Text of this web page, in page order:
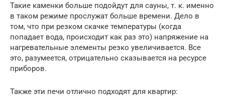
Такие каменки больше подойдут для сауны, т. к. именно
в таком режиме прослужат больше времени. Дело в
том, что при резком скачке температуры (когда
попадает вода, происходит как раз это) напряжение на
нагревательные элементы резко увеличивается. Все
это, разумеется, отрицательно сказывается на ресурсе
приборов.
Также эти печи отлично подходят для квартир: